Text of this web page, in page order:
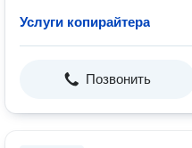
Услуги копирайтера
Позвонить